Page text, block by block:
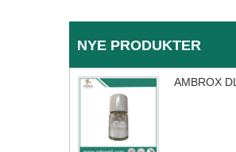
NYE PRODUKTER
AMBROX DL